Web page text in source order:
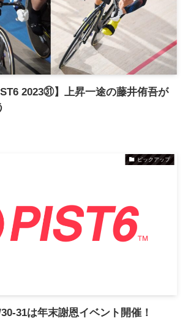
2023㉛】上昇一途の藤井侑吾が
ピックアップ
30-31は年末謝恩イベント開催！